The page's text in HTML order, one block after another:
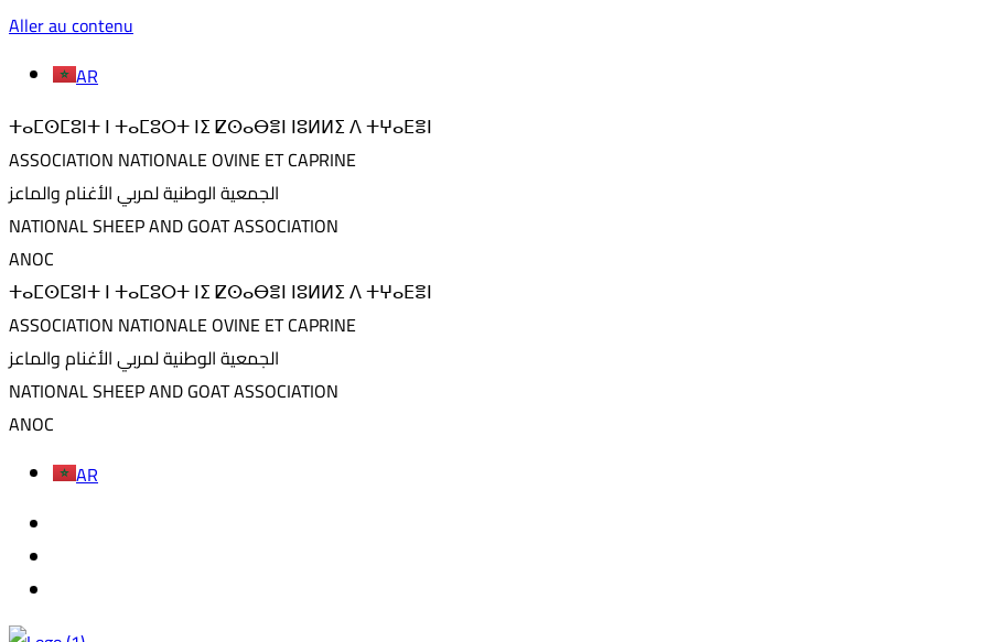
Aller au contenu
AR
ⵜⴰⵎⵙⵎⵓⵏⵜ ⵏ ⵜⴰⵎⵓⵔⵜ ⵏⵉ ⵇⵙⴰⴱⴻⵏ ⵏⵓⵍⵍⵉ ⴷ ⵜⵖⴰⴹⴻⵏ
ASSOCIATION NATIONALE OVINE ET CAPRINE
الجمعية الوطنية لمربي الأغنام والماعز
NATIONAL SHEEP AND GOAT ASSOCIATION
ANOC
ⵜⴰⵎⵙⵎⵓⵏⵜ ⵏ ⵜⴰⵎⵓⵔⵜ ⵏⵉ ⵇⵙⴰⴱⴻⵏ ⵏⵓⵍⵍⵉ ⴷ ⵜⵖⴰⴹⴻⵏ
ASSOCIATION NATIONALE OVINE ET CAPRINE
الجمعية الوطنية لمربي الأغنام والماعز
NATIONAL SHEEP AND GOAT ASSOCIATION
ANOC
AR